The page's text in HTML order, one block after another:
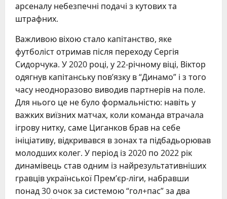
арсеналу небезпечні подачі з кутових та
штрафних.
Важливою віхою стало капітанство, яке
футболіст отримав після переходу Сергія
Сидорчука. У 2020 році, у 22-річному віці, Віктор
одягнув капітанську пов’язку в “Динамо” і з того
часу неодноразово виводив партнерів на поле.
Для нього це не було формальністю: навіть у
важких виїзних матчах, коли команда втрачала
ігрову нитку, саме Циганков брав на себе
ініціативу, відкривався в зонах та підбадьорював
молодших колег. У період із 2020 по 2022 рік
динамівець став одним із найрезультативніших
гравців української Прем’єр-ліги, набравши
понад 30 очок за системою “гол+пас” за два